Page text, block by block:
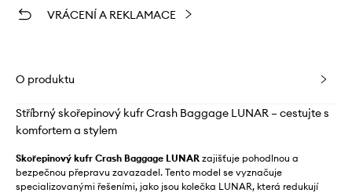
VRÁCENÍ A REKLAMACE
O produktu
Stříbrný skořepinový kufr Crash Baggage LUNAR – cestujte s
komfortem a stylem
Skořepinový kufr Crash Baggage LUNAR zajišťuje pohodlnou a
bezpečnou přepravu zavazadel. Tento model se vyznačuje
specializovanými řešeními, jako jsou kolečka LUNAR, která redukují